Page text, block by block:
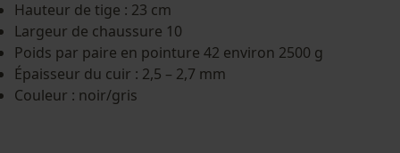
Hauteur de tige : 23 cm
Largeur de chaussure 10
Poids par paire en pointure 42 environ 2500 g
Épaisseur du cuir : 2,5 – 2,7 mm
Couleur : noir/gris